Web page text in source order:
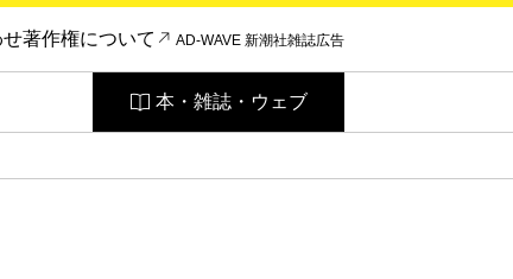
せ著作権について AD-WAVE 新潮社雑誌広告
本・雑誌・ウェブ